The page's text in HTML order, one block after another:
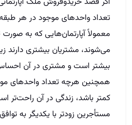
تعداد واحدهای موجود در هر
معمولاً آپارتمان‌هایی که به
می‌شوند، مشتریان بیشتری دارند
بیشتر است و مشتری در آن
همچنین هرچه تعداد واحدهای
کمتر باشد، زندگی در آن راحت‌تر
مستأجرین زودتر با یکدیگر به